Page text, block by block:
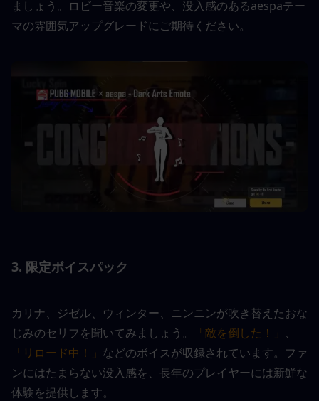
ましょう。ロビー音楽の変更や、没入感のあるaespaテー
マの雰囲気アップグレードにご期待ください。
3. 限定ボイスパック
カリナ、ジゼル、ウィンター、ニンニンが吹き替えたおな
じみのセリフを聞いてみましょう。
「敵を倒した！」 、
「リロード中！」 などのボイスが収録されています。ファ
ンにはたまらない没入感を、長年のプレイヤーには新鮮な
体験を提供します。